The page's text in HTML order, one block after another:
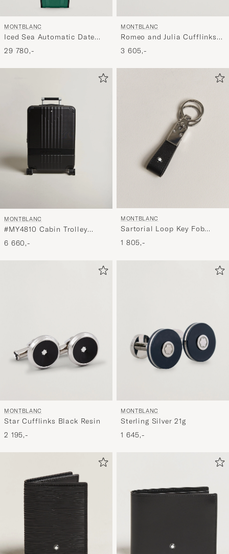
MONTBLANC
Iced Sea Automatic Date
Rubber Strap Green
29 780,-
MONTBLANC
Romeo and Julia Cufflinks
Silver
3 605,-
MONTBLANC
#MY4810 Cabin Trolley
Black
6 660,-
MONTBLANC
Sartorial Loop Key Fob
Black
1 805,-
MONTBLANC
Star Cufflinks Black Resin
2 195,-
MONTBLANC
Sterling Silver 21g
1 645,-